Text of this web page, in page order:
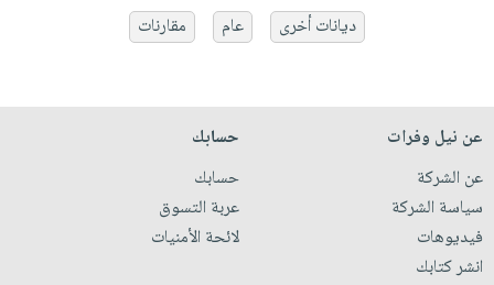
ديانات أخرى
عام مقارنات
عن نيل وفرات
عن الشركة
سياسة الشركة
فيديوهات
انشر كتابك
حسابك
حسابك
عربة التسوق
لائحة الأمنيات